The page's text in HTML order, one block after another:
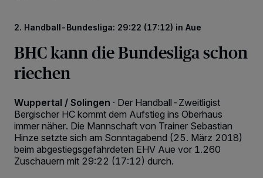
2. Handball-Bundesliga: 29:22 (17:12) in Aue
BHC kann die Bundesliga schon
riechen
Wuppertal / Solingen · Der Handball-Zweitligist
Bergischer HC kommt dem Aufstieg ins Oberhaus
immer näher. Die Mannschaft von Trainer Sebastian
Hinze setzte sich am Sonntagabend (25. März 2018)
beim abgestiegsgefährdeten EHV Aue vor 1.260
Zuschauern mit 29:22 (17:12) durch.